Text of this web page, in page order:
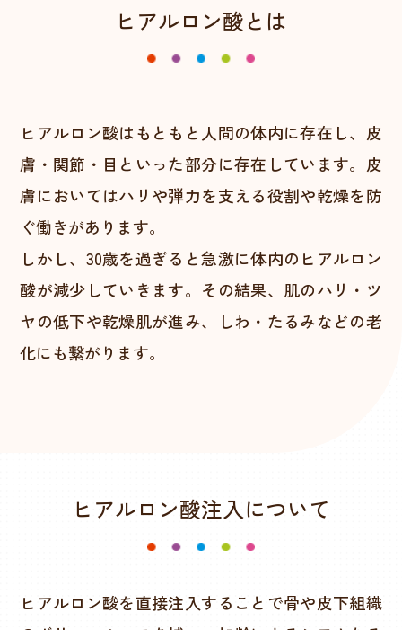
ヒアルロン酸とは
ヒアルロン酸はもともと人間の体内に存在し、皮
膚・関節・目といった部分に存在しています。皮
膚においてはハリや弾力を支える役割や乾燥を防
ぐ働きがあります。
しかし、30歳を過ぎると急激に体内のヒアルロン
酸が減少していきます。その結果、肌のハリ・ツ
ヤの低下や乾燥肌が進み、しわ・たるみなどの老
化にも繋がります。
ヒアルロン酸注入について
ヒアルロン酸を直接注入することで骨や皮下組織